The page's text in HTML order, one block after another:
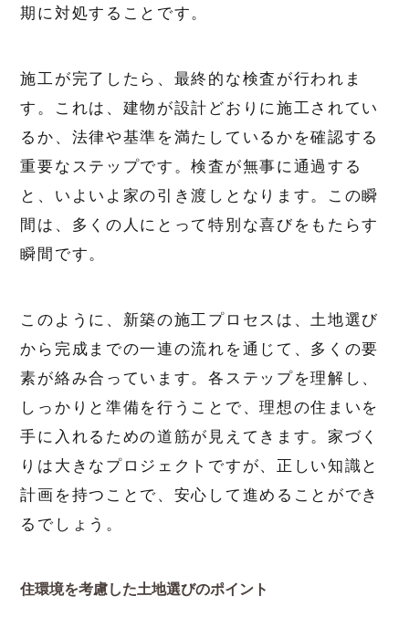
期に対処することです。
施工が完了したら、最終的な検査が行われま
す。これは、建物が設計どおりに施工されてい
るか、法律や基準を満たしているかを確認する
重要なステップです。検査が無事に通過する
と、いよいよ家の引き渡しとなります。この瞬
間は、多くの人にとって特別な喜びをもたらす
瞬間です。
このように、新築の施工プロセスは、土地選び
から完成までの一連の流れを通じて、多くの要
素が絡み合っています。各ステップを理解し、
しっかりと準備を行うことで、理想の住まいを
手に入れるための道筋が見えてきます。家づく
りは大きなプロジェクトですが、正しい知識と
計画を持つことで、安心して進めることができ
るでしょう。
住環境を考慮した土地選びのポイント